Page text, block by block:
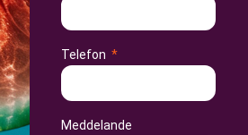
Telefon
Meddelande